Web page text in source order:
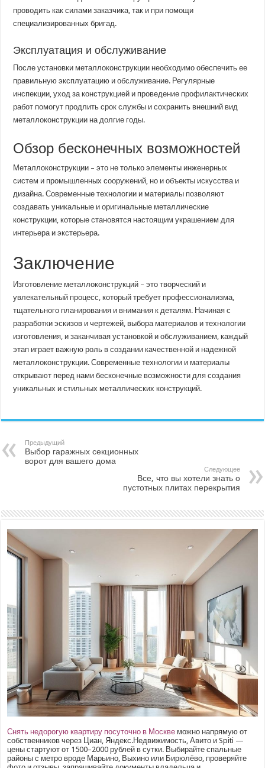
проводить как силами заказчика, так и при помощи
специализированных бригад.
Эксплуатация и обслуживание
После установки металлоконструкции необходимо обеспечить ее
правильную эксплуатацию и обслуживание. Регулярные
инспекции, уход за конструкцией и проведение профилактических
работ помогут продлить срок службы и сохранить внешний вид
металлоконструкции на долгие годы.
Обзор бесконечных возможностей
Металлоконструкции – это не только элементы инженерных
систем и промышленных сооружений, но и объекты искусства и
дизайна. Современные технологии и материалы позволяют
создавать уникальные и оригинальные металлические
конструкции, которые становятся настоящим украшением для
интерьера и экстерьера.
Заключение
Изготовление металлоконструкций – это творческий и
увлекательный процесс, который требует профессионализма,
тщательного планирования и внимания к деталям. Начиная с
разработки эскизов и чертежей, выбора материалов и технологии
изготовления, и заканчивая установкой и обслуживанием, каждый
этап играет важную роль в создании качественной и надежной
металлоконструкции. Современные технологии и материалы
открывают перед нами бесконечные возможности для создания
уникальных и стильных металлических конструкций.
Предыдущий
Выбор гаражных секционных
ворот для вашего дома
Следующее
Все, что вы хотели знать о
пустотных плитах перекрытия
Снять недорогую квартиру посуточно в Москве можно напрямую от
собственников через Циан, Яндекс.Недвижимость, Авито и Spiti —
цены стартуют от 1500–2000 рублей в сутки. Выбирайте спальные
районы с метро вроде Марьино, Выхино или Бирюлёво, проверяйте